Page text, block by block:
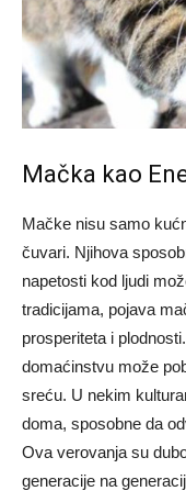
Mačka kao
Mačke nisu samo
čuvari. Njihova
napetosti kod ljudi
tradicijama, pojava
prosperiteta i
domaćinstvu može
sreću. U nekim
doma, sposobne da
Ova verovanja su
generacije na